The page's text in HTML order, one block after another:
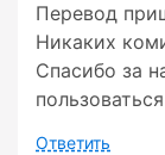
Перевод
Никаких
Спасибо за
Ответить